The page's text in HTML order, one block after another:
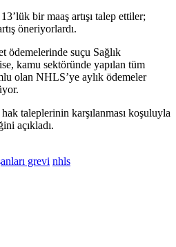
bir maaş artışı talep ettiler;
öneriyorlardı.
suçu Sağlık
kamu sektöründe yapılan tüm
olan NHLS’ye aylık ödemeler
taleplerinin karşılanması koşuluyla
açıkladı.
grevi nhls